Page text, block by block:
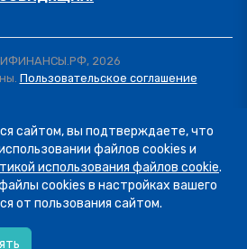
2026
Пользовательское соглашение
о курсе «Семейный
сайтом, вы подтверждаете, что
файлов cookies и
использования файлов cookie.
cookies в настройках вашего
от пользования сайтом.